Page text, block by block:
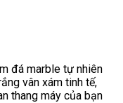
đá marble tự nhiên
vân xám tinh tế,
thang máy của bạn